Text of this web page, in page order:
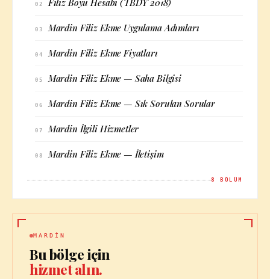
02 Filiz Boyu Hesabı (TBDY 2018)
03 Mardin Filiz Ekme Uygulama Adımları
04 Mardin Filiz Ekme Fiyatları
05 Mardin Filiz Ekme — Saha Bilgisi
06 Mardin Filiz Ekme — Sık Sorulan Sorular
07 Mardin İlgili Hizmetler
08 Mardin Filiz Ekme — İletişim
8 BÖLÜM
MARDIN
Bu bölge için
hizmet alın.